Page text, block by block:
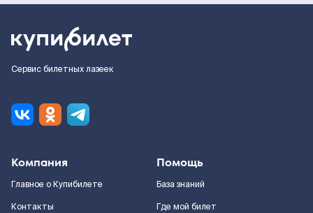
Сервис билетных лазеек
Компания
Главное о Купибилете
Контакты
Помощь
База знаний
Где мой билет